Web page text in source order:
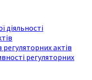
діяльності
актів
регуляторних